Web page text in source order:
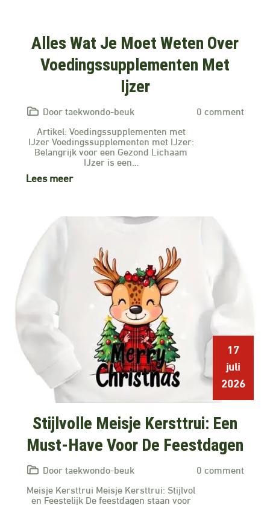
Alles Wat Je Moet Weten Over
Voedingssupplementen Met
Ijzer
Door taekwondo-beuk
0 comment
Artikel: Voedingssupplementen met
IJzer Voedingssupplementen met IJzer:
Belangrijk voor een Gezond Lichaam
IJzer is een…
Lees meer
17
juli
2026
Stijlvolle Meisje Kersttrui: Een
Must-Have Voor De Feestdagen
Door taekwondo-beuk
0 comment
Meisje Kersttrui Meisje Kersttrui: Stijlvol
en Feestelijk De feestdagen staan voor